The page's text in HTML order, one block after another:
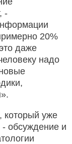
-
20%
даже
надо
который уже
- обсуждение и